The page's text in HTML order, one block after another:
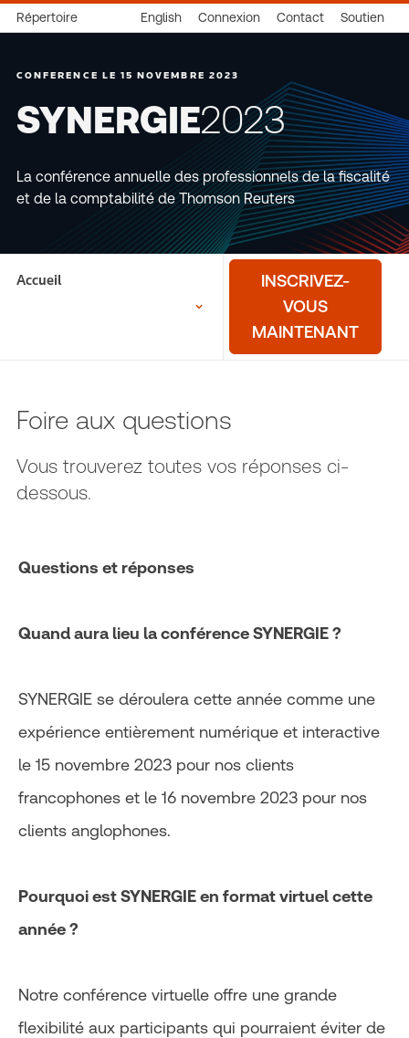
Répertoire English Connexion Contact Soutien
CONFERENCE LE 15 NOVEMBRE 2023
SYNERGIE2023
La conférence annuelle des professionnels de la fiscalité
et de la comptabilité de Thomson Reuters
Accueil
INSCRIVEZ-
VOUS
MAINTENANT
Foire aux questions
Vous trouverez toutes vos réponses ci-
dessous.
Questions et réponses
Quand aura lieu la conférence SYNERGIE ?
SYNERGIE se déroulera cette année comme une
expérience entièrement numérique et interactive
le 15 novembre 2023 pour nos clients
francophones et le 16 novembre 2023 pour nos
clients anglophones.
Pourquoi est SYNERGIE en format virtuel cette
année ?
Notre conférence virtuelle offre une grande
flexibilité aux participants qui pourraient éviter de